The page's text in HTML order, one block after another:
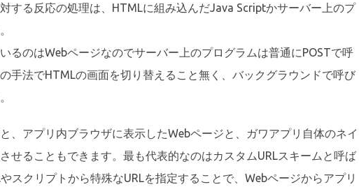
する反応の処理は、HTMLに組み込んだJava Scriptかサーバー上のプ
るのはWebページなのでサーバー上のプログラムは普通にPOSTで呼
手法でHTMLの画面を切り替えること無く、バックグラウンドで呼び
、アプリ内ブラウザに表示したWebページと、ガワアプリ自体のネイ
せることもできます。最も代表的なのはカスタムURLスキームと呼ば
スクリプトから特殊なURLを指定することで、Webページからアプリ